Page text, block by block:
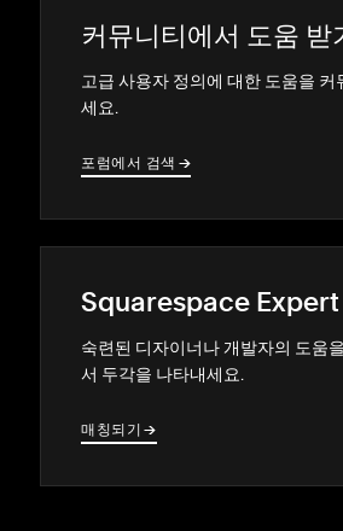
커뮤니티에서 도움 받
고급 사용자 정의에 대한 도움을 커
세요.
포럼에서 검색 →
→
Squarespace Expert
숙련된 디자이너나 개발자의 도움
서 두각을 나타내세요.
매칭되기 →
→